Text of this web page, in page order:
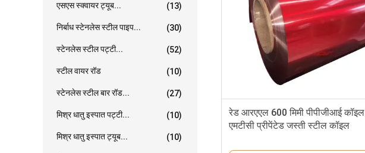
एसएस स्क्वायर ट्यूब... (13)
निर्बाध स्टेनलेस स्टील पाइप... (30)
स्टेनलेस स्टील पट्टी... (52)
स्टील वायर रॉड (10)
स्टेनलेस स्टील बार रॉड... (27)
मिश्र धातु इस्पात पट्टी... (10)
मिश्र धातु इस्पात ट्यूब... (10)
रेड आरएएल 600 मिमी पीपीजीआई कॉइल
एमटीसी प्रीपेंटेड जस्ती स्टील कॉइल